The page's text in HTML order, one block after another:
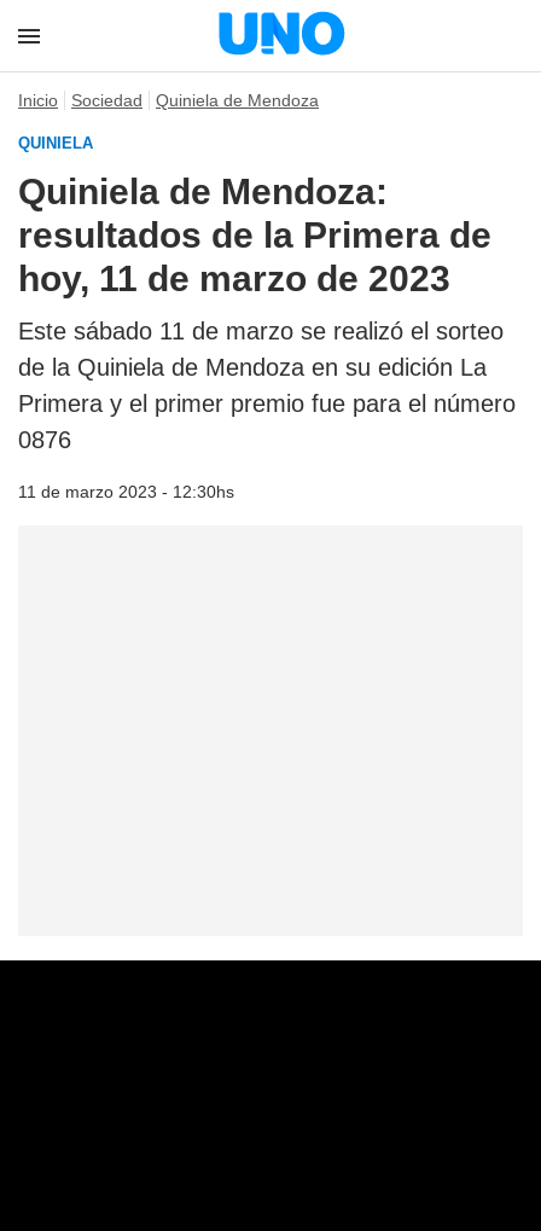
Inicio Sociedad Quiniela de Mendoza
QUINIELA
Quiniela de Mendoza:
resultados de la Primera de
hoy, 11 de marzo de 2023
Este sábado 11 de marzo se realizó el sorteo
de la Quiniela de Mendoza en su edición La
Primera y el primer premio fue para el número
0876
11 de marzo 2023 - 12:30hs